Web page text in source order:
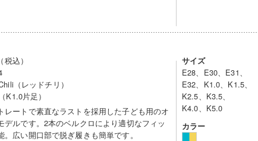
込）
（レッドチリ）
K1.0片足）
レートで素直なラストを採用した子ども用のオ
デルです。2本のベルクロにより適切なフィッ
。広い開口部で脱ぎ履きも簡単です。
サイズ
E28、E30、E31、
E32、K1.0、K1.5、
K2.5、K3.5、
K4.0、K5.0
カラー